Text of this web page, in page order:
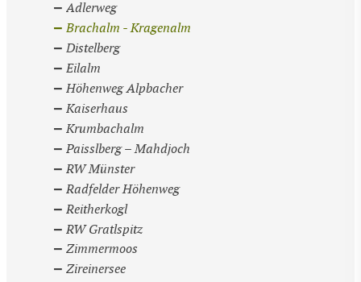
Adlerweg
Brachalm - Kragenalm
Distelberg
Eilalm
Höhenweg Alpbacher
Kaiserhaus
Krumbachalm
Paisslberg – Mahdjoch
RW Münster
Radfelder Höhenweg
Reitherkogl
RW Gratlspitz
Zimmermoos
Zireinersee